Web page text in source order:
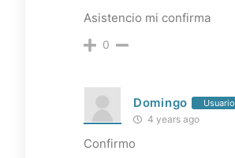
Asistencio mi confirma
0
Domingo Usuario
4 years ago
Confirmo